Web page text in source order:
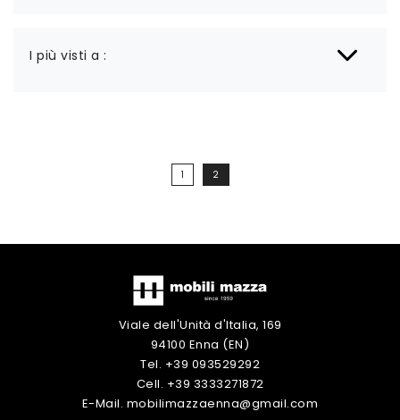
I più visti a :
1 2
Viale dell'Unità d'Italia, 169
94100 Enna (EN)
Tel. +39 093529292
Cell. +39 3333271872
E-Mail. mobilimazzaenna@gmail.com